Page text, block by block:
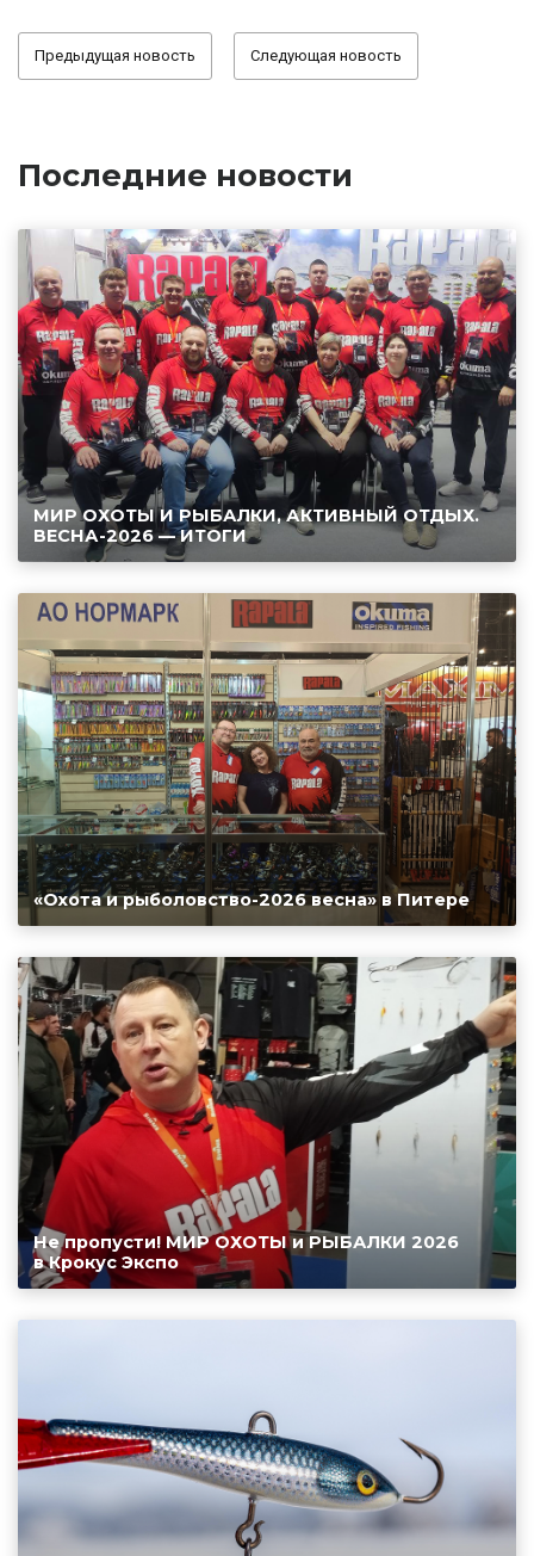
Предыдущая новость Следующая новость
Последние новости
МИР ОХОТЫ И РЫБАЛКИ, АКТИВНЫЙ ОТДЫХ.
ВЕСНА-2026 — ИТОГИ
«Охота и рыболовство-2026 весна» в Питере
Не пропусти! МИР ОХОТЫ и РЫБАЛКИ 2026
в Крокус Экспо